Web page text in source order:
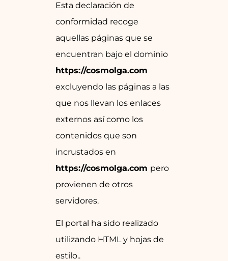
Esta declaración de
conformidad recoge
aquellas páginas que se
encuentran bajo el dominio
https://cosmolga.com
excluyendo las páginas a las
que nos llevan los enlaces
externos así como los
contenidos que son
incrustados en
https://cosmolga.com pero
provienen de otros
servidores.
El portal ha sido realizado
utilizando HTML y hojas de
estilo..